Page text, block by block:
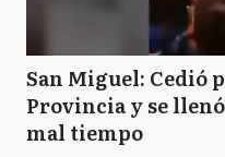
San Miguel: Cedió
Provincia y se
mal tiempo